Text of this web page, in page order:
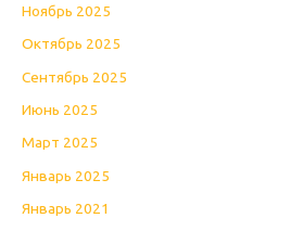
Ноябрь 2025
Октябрь 2025
Сентябрь 2025
Июнь 2025
Март 2025
Январь 2025
Январь 2021